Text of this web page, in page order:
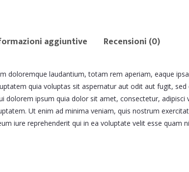
aggiuntive Recensioni (0)
doloremque laudantium, totam rem aperiam, eaque
quia voluptas sit aspernatur aut odit aut fugit,
ipsum quia dolor sit amet, consectetur, adipisci
Ut enim ad minima veniam, quis nostrum
iure reprehenderit qui in ea voluptate velit esse quam